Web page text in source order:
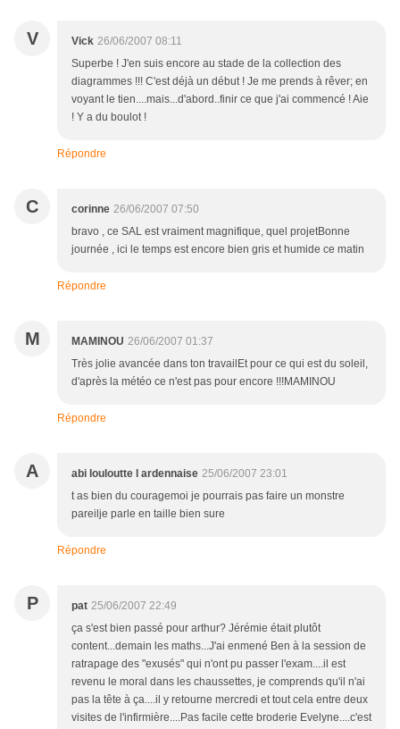
V Vick 26/06/2007 08:11
Superbe ! J'en suis encore au stade de la collection des
diagrammes !!! C'est déjà un début ! Je me prends à rêver; en
voyant le tien....mais...d'abord..finir ce que j'ai commencé ! Aie
! Y a du boulot !
Répondre
C corinne 26/06/2007 07:50
bravo , ce SAL est vraiment magnifique, quel projetBonne
journée , ici le temps est encore bien gris et humide ce matin
Répondre
M MAMINOU 26/06/2007 01:37
Très jolie avancée dans ton travailEt pour ce qui est du soleil,
d'après la météo ce n'est pas pour encore !!!MAMINOU
Répondre
A abi louloutte l ardennaise 25/06/2007 23:01
t as bien du couragemoi je pourrais pas faire un monstre
pareilje parle en taille bien sure
Répondre
P pat 25/06/2007 22:49
ça s'est bien passé pour arthur? Jérémie était plutôt
content...demain les maths...J'ai enmené Ben à la session de
ratrapage des "exusés" qui n'ont pu passer l'exam....il est
revenu le moral dans les chaussettes, je comprends qu'il n'ai
pas la tête à ça....il y retourne mercredi et tout cela entre deux
visites de l'infirmière....Pas facile cette broderie Evelyne....c'est